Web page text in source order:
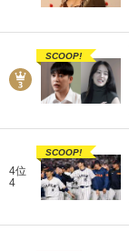
SCOOP!
4位
4
SCOOP!